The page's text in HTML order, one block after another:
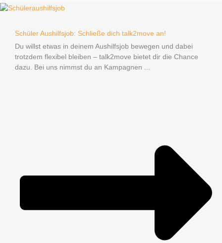
Schüler Aushilfsjob: Schließe dich talk2move an!
Du willst etwas in deinem Aushilfsjob bewegen und dabei
trotzdem flexibel bleiben – talk2move bietet dir die Chance
dazu. Bei uns nimmst du an Kampagnen ...